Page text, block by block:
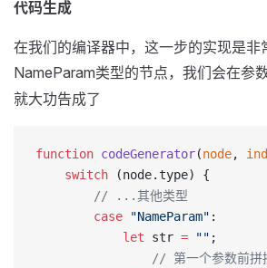
代码生成
在我们的编译器中，这一步的实现是非
NameParam类型的节点，我们会在参
就大功告成了
function codeGenerator(node,
    switch
(node.type) {
        // ...其他类型
        case
"NameParam" :
            let
str = "" ;
// 第一个参数前